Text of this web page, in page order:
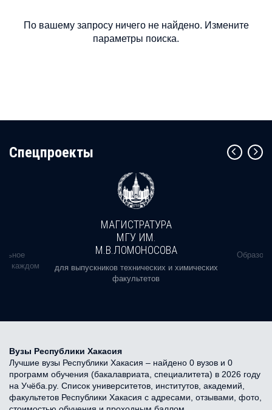
По вашему запросу ничего не найдено. Измените
параметры поиска.
Cпецпроекты
в каждом
МАГИСТРАТУРА
МГУ ИМ.
М.В.ЛОМОНОСОВА
для выпускников технических и химических
факультетов
Вузы Республики Хакасия
Лучшие вузы Республики Хакасия – найдено 0 вузов и 0
программ обучения (бакалавриата, специалитета) в 2026 году
на Учёба.ру. Список университетов, институтов, академий,
факультетов Республики Хакасия с адресами, отзывами, фото,